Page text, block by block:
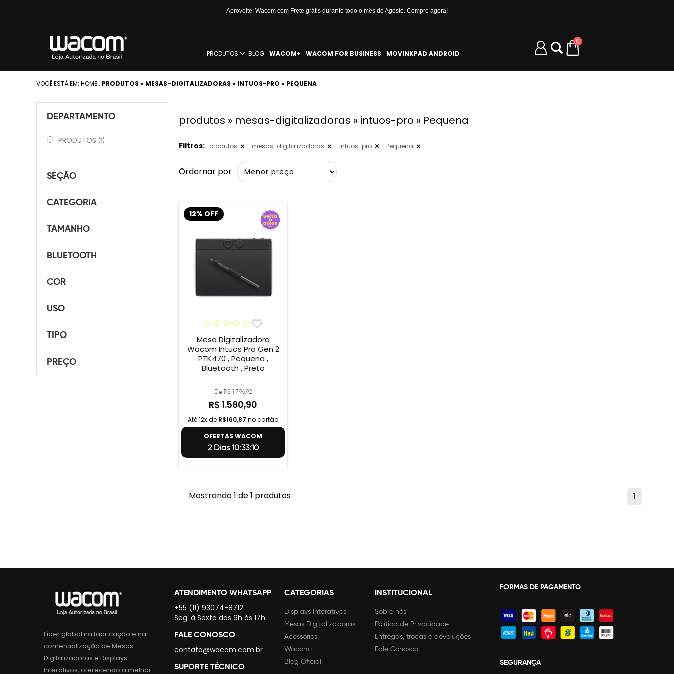
Aproveite: Wacom com Frete grátis durante todo o mês de Agosto. Compre agora!
PRODUTOS BLOG WACOM+ WACOM FOR BUSINESS MOVINKPAD ANDROID
0
VOCÊ ESTÁ EM: HOME . PRODUTOS » MESAS-DIGITALIZADORAS » INTUOS-PRO » PEQUENA
DEPARTAMENTO
PRODUTOS (1)
SEÇÃO
CATEGORIA
TAMANHO
BLUETOOTH
COR
USO
TIPO
PREÇO
produtos » mesas-digitalizadoras » intuos-pro » Pequena
Filtros: produtos mesas-digitalizadoras intuos-pro Pequena
Ordernar por
12% OFF
Mesa Digitalizadora
Wacom Intuos Pro Gen 2
PTK470 , Pequena ,
Bluetooth , Preto
De R$ 1.796,92
R$ 1.580,90
Até 12x de R$160,87 no cartão
OFERTAS WACOM
2 Dias 10:33:10
1
Mostrando 1 de 1 produtos
Líder global na fabricação e na
comercialização de Mesas
Digitalizadoras e Displays
Interativos, oferecendo a melhor
ATENDIMENTO WHATSAPP
+55 (11) 93074-8712
Seg. à Sexta das 9h às 17h
FALE CONOSCO
contato@wacom.com.br
SUPORTE TÉCNICO
CATEGORIAS
Displays Interativos
Mesas Digitalizadoras
Acessórios
Wacom+
Blog Oficial
INSTITUCIONAL
Sobre nós
Política de Privacidade
Entregas, trocas e devoluções
Fale Conosco
FORMAS DE PAGAMENTO
SEGURANÇA